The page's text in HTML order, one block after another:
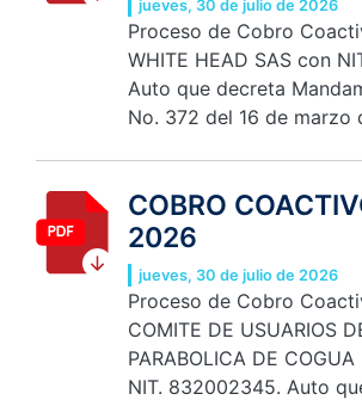
jueves, 30 de julio de 2026
Proceso de Cobro
WHITE HEAD SAS con
Auto que decreta
No. 372 del 16 de marzo
COBRO
2026
jueves, 30 de julio de 2026
Proceso de Cobro
COMITE DE USUARIOS
PARABOLICA DE
NIT. 832002345. Auto